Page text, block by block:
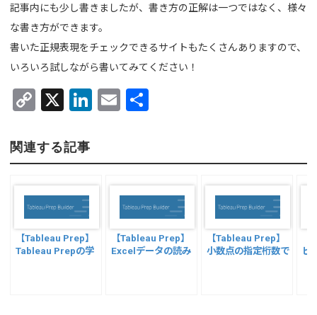
記事内にも少し書きましたが、書き方の正解は一つではなく、様々
な書き方ができます。
書いた正規表現をチェックできるサイトもたくさんありますので、
いろいろ試しながら書いてみてください！
C
py
Li
n
k
X
Li
dI
n
E
関連する記事
【Tableau Prep】
Tableau Prepの学
【Tableau Prep】
Excelデータの読み
【Tableau Prep】
小数点の指定桁数で
ピ